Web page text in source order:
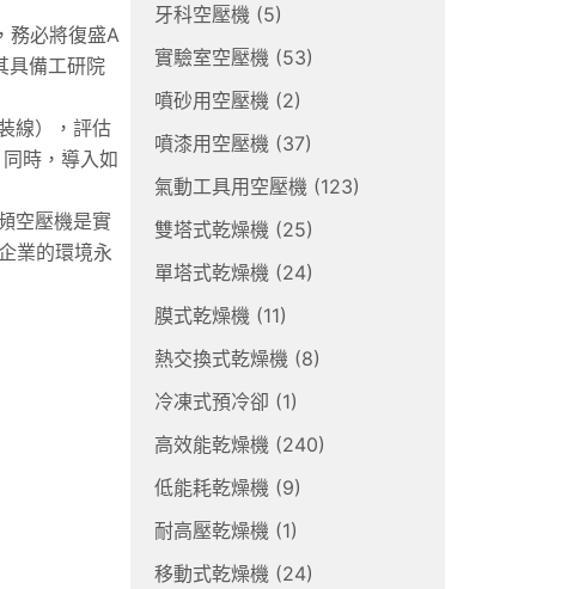
務必將復盛A
具備工研院
線），評估
時，導入如
空壓機是實
業的環境永
牙科空壓機 (5)
實驗室空壓機 (53)
噴砂用空壓機 (2)
噴漆用空壓機 (37)
氣動工具用空壓機 (123)
雙塔式乾燥機 (25)
單塔式乾燥機 (24)
膜式乾燥機 (11)
熱交換式乾燥機 (8)
冷凍式預冷卻 (1)
高效能乾燥機 (240)
低能耗乾燥機 (9)
耐高壓乾燥機 (1)
移動式乾燥機 (24)